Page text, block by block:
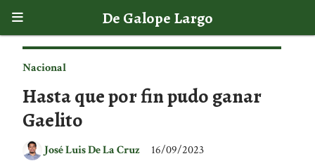
De Galope Largo
Hasta que por fin pudo ganar
Gaelito
Nacional
16/09/2023
José Luis De La Cruz